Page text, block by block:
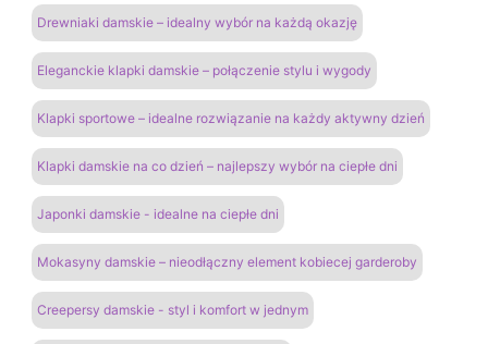
Drewniaki damskie – idealny wybór na każdą okazję
Eleganckie klapki damskie – połączenie stylu i wygody
Klapki sportowe – idealne rozwiązanie na każdy aktywny dzień
Klapki damskie na co dzień – najlepszy wybór na ciepłe dni
Japonki damskie - idealne na ciepłe dni
Mokasyny damskie – nieodłączny element kobiecej garderoby
Creepersy damskie - styl i komfort w jednym